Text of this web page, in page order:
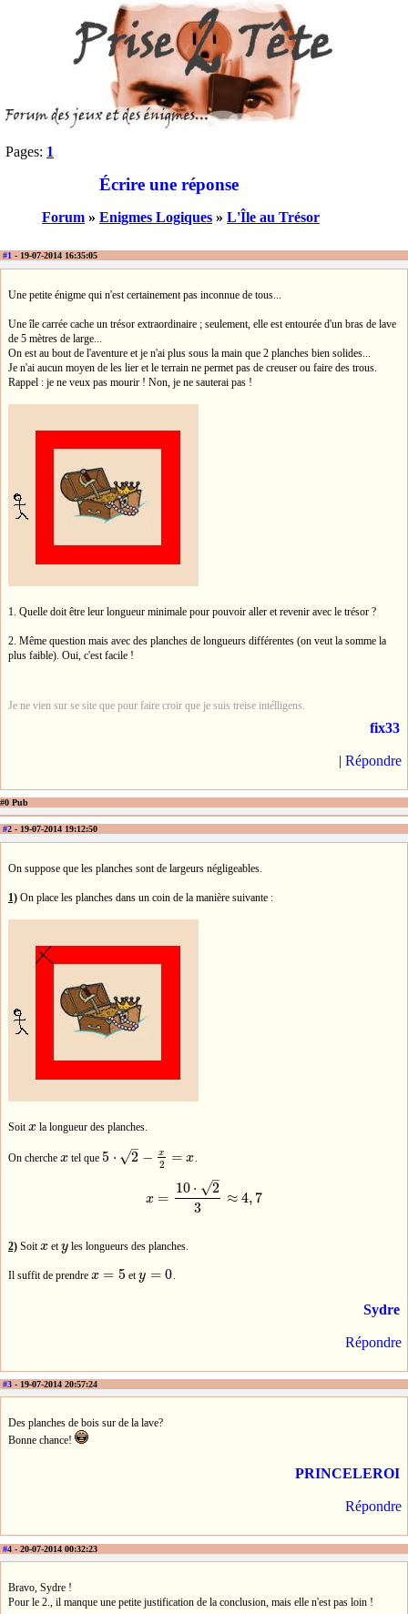
Pages: 1
Écrire une réponse
Forum » Enigmes Logiques » L'Île au Trésor
#1 - 19-07-2014 16:35:05
Une petite énigme qui n'est certainement pas inconnue de tous...
Une île carrée cache un trésor extraordinaire ; seulement, elle est entourée d'un bras de lave
de 5 mètres de large...
On est au bout de l'aventure et je n'ai plus sous la main que 2 planches bien solides...
Je n'ai aucun moyen de les lier et le terrain ne permet pas de creuser ou faire des trous.
Rappel : je ne veux pas mourir ! Non, je ne sauterai pas !
1. Quelle doit être leur longueur minimale pour pouvoir aller et revenir avec le trésor ?
2. Même question mais avec des planches de longueurs différentes (on veut la somme la
plus faible). Oui, c'est facile !
Je ne vien sur se site que pour faire croir que je suis treise intélligens.
fix33
| Répondre
#0 Pub
#2 - 19-07-2014 19:12:50
On suppose que les planches sont de largeurs négligeables.
1) On place les planches dans un coin de la manière suivante :
Soit x
x la longueur des planches.
On cherche x
x tel que5 ⋅ 2
–
√ − x
2 = x
5⋅ 2 −x2= x .
x =
10 ⋅ 2
–
√
3
≈ 4, 7
x=10⋅23≈4 7
2) Soitx
x ety
y les longueurs des planches.
Il suffit de prendre x = 5
x= 5 ety = 0
y= 0 .
Sydre
Répondre
#3 - 19-07-2014 20:57:24
Des planches de bois sur de la lave?
Bonne chance!
PRINCELEROI
Répondre
#4 - 20-07-2014 00:32:23
Bravo, Sydre !
Pour le 2., il manque une petite justification de la conclusion, mais elle n'est pas loin !